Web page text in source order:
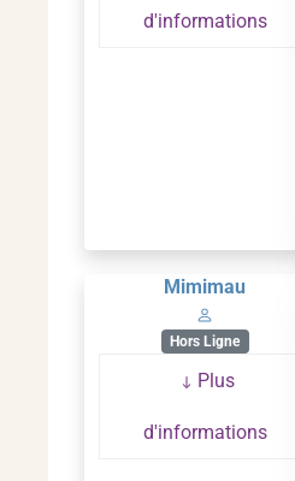
d'informations
Mimimau
Hors Ligne
Plus
d'informations